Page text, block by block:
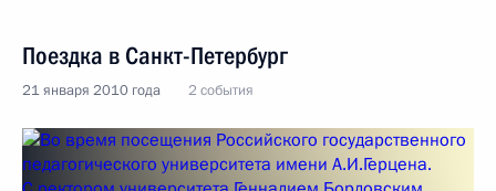
Поездка в Санкт-Петербург
21 января 2010 года 2 события